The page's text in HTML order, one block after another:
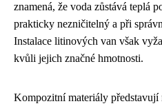
znamená, že voda zůstává teplá
prakticky nezničitelný a při
Instalace litinových van však
kvůli jejich značné hmotnosti.
Kompozitní materiály